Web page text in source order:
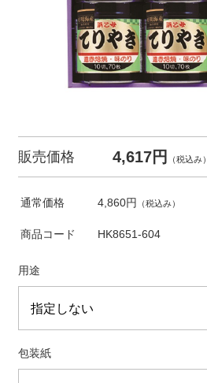
販売価格 4,617円 （税込み）
通常価格 4,860円 （税込み）
商品コード HK8651-604
用途
包装紙